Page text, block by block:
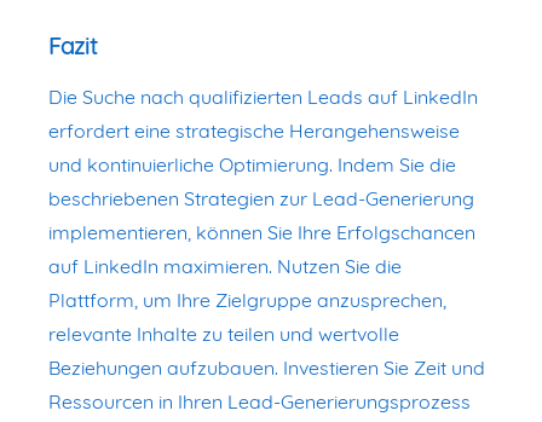
Fazit
Die Suche nach qualifizierten Leads auf LinkedIn
erfordert eine strategische Herangehensweise
und kontinuierliche Optimierung. Indem Sie die
beschriebenen Strategien zur Lead-Generierung
implementieren, können Sie Ihre Erfolgschancen
auf LinkedIn maximieren. Nutzen Sie die
Plattform, um Ihre Zielgruppe anzusprechen,
relevante Inhalte zu teilen und wertvolle
Beziehungen aufzubauen. Investieren Sie Zeit und
Ressourcen in Ihren Lead-Generierungsprozess